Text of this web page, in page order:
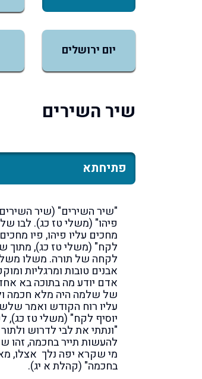
יום ירושלים
שיר השירים
פתיחתא
"שיר השירים" (שיר
פיהו" (משלי טז כג). לבו
מחכים עליו פיהו, פיו
לקח" (משלי טז כג), מתוך
לקחה של תורה. משלו
אבנים טובות ומרגליות
אדם יודע מה בתוכה בא
של שלמה היה מלא חכמה
עליו רוח הקודש ואמר
יוסיף לקח" (משלי טז כג),
"ונתתי את לבי לדרוש
להעשות תייר בחכמה, זהו
מי שקרא יפה נלך אצלו,
בחכמה" (קהלת א יג).